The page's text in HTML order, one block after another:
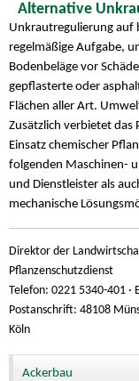
Alternative
Unkrautregulierung auf
regelmäßige Aufgabe,
Bodenbeläge vor
gepflasterte oder
Flächen aller Art.
Zusätzlich verbietet das
Einsatz chemischer
folgenden Maschinen-
und Dienstleister als
mechanische
Direktor der
Pflanzenschutzdienst
Telefon: 0221 5340-401
Postanschrift: 48108
Köln
Ackerbau